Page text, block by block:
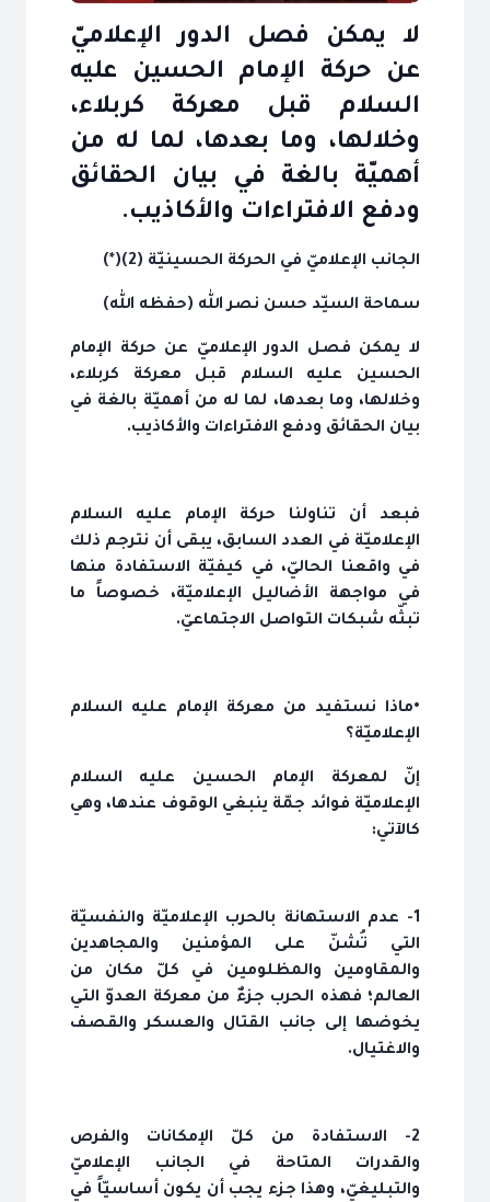
لا يمكن فصل الدور الإعلاميّ
عن حركة الإمام الحسين عليه
السلام قبل معركة كربلاء،
وخلالها، وما بعدها، لما له من
أهميّة بالغة في بيان الحقائق
ودفع الافتراءات والأكاذيب.
الجانب الإعلاميّ في الحركة الحسينيّة (2)(*)
سماحة السيّد حسن نصر الله (حفظه الله)
لا يمكن فصل الدور الإعلاميّ عن حركة الإمام
الحسين عليه السلام قبل معركة كربلاء،
وخلالها، وما بعدها، لما له من أهميّة بالغة في
بيان الحقائق ودفع الافتراءات والأكاذيب.
فبعد أن تناولنا حركة الإمام عليه السلام
الإعلاميّة في العدد السابق، يبقى أن نترجم ذلك
في واقعنا الحاليّ، في كيفيّة الاستفادة منها
في مواجهة الأضاليل الإعلاميّة، خصوصاً ما
تبثّه شبكات التواصل الاجتماعيّ.
•ماذا نستفيد من معركة الإمام عليه السلام
الإعلاميّة؟
إنّ لمعركة الإمام الحسين عليه السلام
الإعلاميّة فوائد جمّة ينبغي الوقوف عندها، وهي
كالآتي:
1- عدم الاستهانة بالحرب الإعلاميّة والنفسيّة
التي تُشنّ على المؤمنين والمجاهدين
والمقاومين والمظلومين في كلّ مكان من
العالم؛ فهذه الحرب جزءٌ من معركة العدوّ التي
يخوضها إلى جانب القتال والعسكر والقصف
والاغتيال.
2- الاستفادة من كلّ الإمكانات والفرص
والقدرات المتاحة في الجانب الإعلاميّ
والتبليغيّ، وهذا جزء يجب أن يكون أساسيّاً في